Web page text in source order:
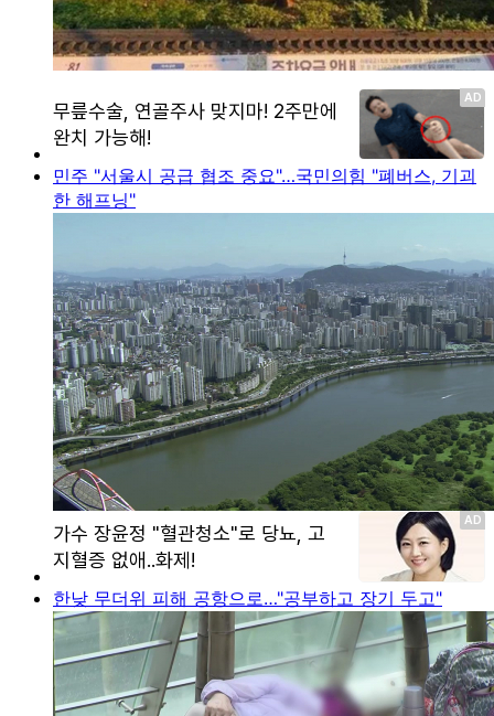
민주 "서울시 공급 협조 중요"…국민의힘 "폐버스, 기괴
한 해프닝"
한낮 무더위 피해 공항으로…"공부하고 장기 두고"